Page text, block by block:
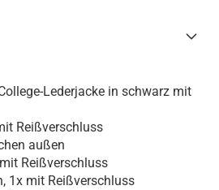
Lederjacke in schwarz mit
Reißverschluss
außen
Reißverschluss
1x mit Reißverschluss